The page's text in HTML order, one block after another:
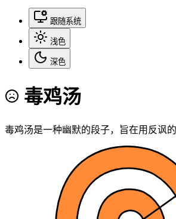
跟随系统
浅色
深色
毒鸡汤
毒鸡汤是一种幽默的段子，旨在用反讽